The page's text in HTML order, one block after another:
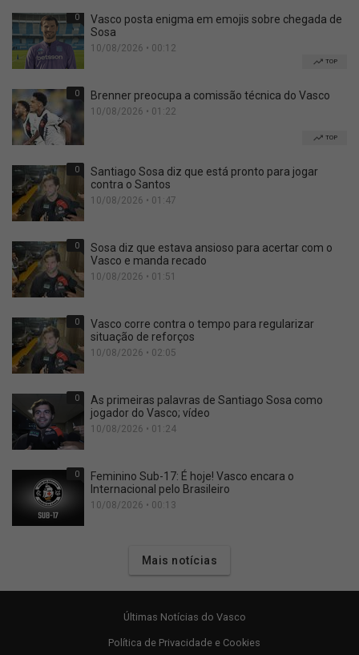
0
Vasco posta enigma em emojis sobre chegada de
Sosa
10/08/2026 • 00:12
TOP
0 Brenner preocupa a comissão técnica do Vasco
10/08/2026 • 01:22
TOP
0
Santiago Sosa diz que está pronto para jogar
contra o Santos
10/08/2026 • 01:47
0
Sosa diz que estava ansioso para acertar com o
Vasco e manda recado
10/08/2026 • 01:51
0
Vasco corre contra o tempo para regularizar
situação de reforços
10/08/2026 • 02:05
0
As primeiras palavras de Santiago Sosa como
jogador do Vasco; vídeo
10/08/2026 • 01:24
0
Feminino Sub-17: É hoje! Vasco encara o
Internacional pelo Brasileiro
10/08/2026 • 00:13
Mais notícias
Últimas Notícias do Vasco
Política de Privacidade e Cookies